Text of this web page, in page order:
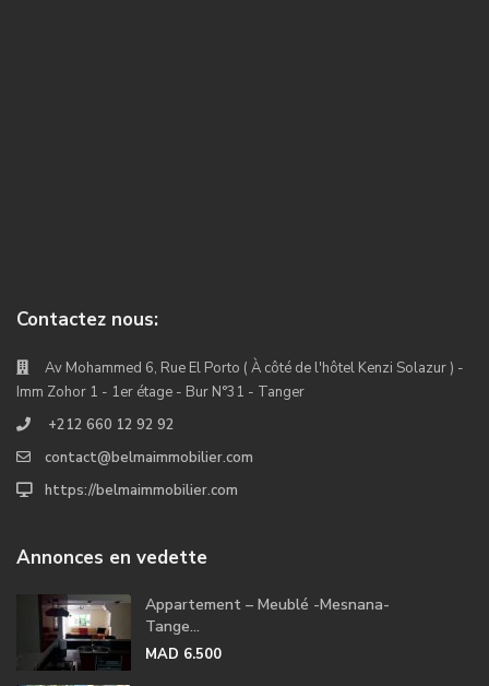
Contactez nous:
Av Mohammed 6, Rue El Porto ( À côté de l'hôtel Kenzi Solazur ) -
Imm Zohor 1 - 1er étage - Bur N°31 - Tanger
+212 660 12 92 92
contact@belmaimmobilier.com
https://belmaimmobilier.com
Annonces en vedette
Appartement – Meublé -Mesnana-
Tange...
MAD 6.500